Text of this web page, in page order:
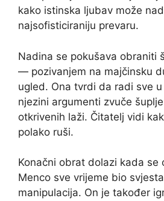
kako istinska ljubav može
najsofisticiraniju prevaru.
Nadina se pokušava obraniti
— pozivanjem na majčinsku
ugled. Ona tvrdi da radi sve
njezini argumenti zvuče
otkrivenih laži. Čitatelj vidi
polako ruši.
Konačni obrat dolazi kada se
Menco sve vrijeme bio
manipulacija. On je također